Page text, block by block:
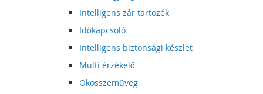
Intelligens zár tartozék
Időkapcsoló
Intelligens biztonsági készlet
Multi érzékelő
Okosszemüveg